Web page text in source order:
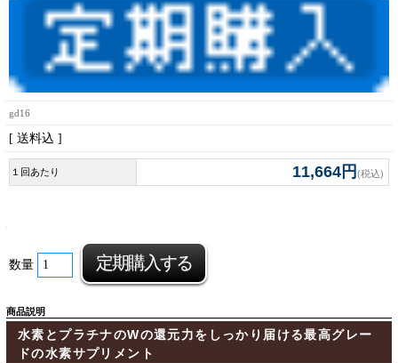
gd16
[ 送料込 ]
１回あたり 11,664円 (税込)
数量
商品説明
水素とプラチナのWの還元力をしっかり届ける最高グレー
ドの水素サプリメント